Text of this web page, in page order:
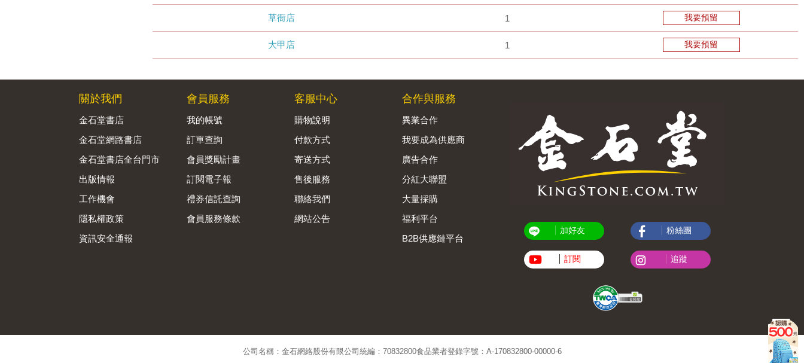
草衙店 1 我要預留
大甲店 1 我要預留
關於我們
金石堂書店
金石堂網路書店
金石堂書店全台門市
出版情報
工作機會
隱私權政策
資訊安全通報
會員服務
我的帳號
訂單查詢
會員獎勵計畫
訂閱電子報
禮券信託查詢
會員服務條款
客服中心
購物說明
付款方式
寄送方式
售後服務
聯絡我們
網站公告
合作與服務
異業合作
我要成為供應商
廣告合作
分紅大聯盟
大量採購
福利平台
B2B供應鏈平台
加好友
訂閱
粉絲團
追蹤
公司名稱：金石網絡股份有限公司 統編：70832800食品業者登錄字號：A-170832800-00000-6